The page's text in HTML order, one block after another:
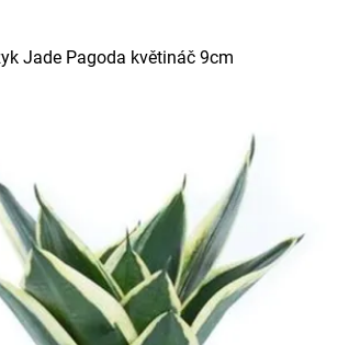
Jade Pagoda květináč 9cm